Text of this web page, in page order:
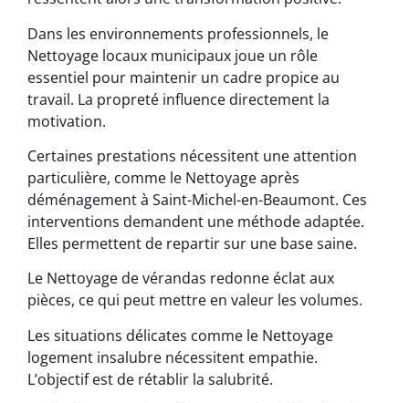
Dans les environnements professionnels, le
Nettoyage locaux municipaux joue un rôle
essentiel pour maintenir un cadre propice au
travail. La propreté influence directement la
motivation.
Certaines prestations nécessitent une attention
particulière, comme le Nettoyage après
déménagement à Saint-Michel-en-Beaumont. Ces
interventions demandent une méthode adaptée.
Elles permettent de repartir sur une base saine.
Le Nettoyage de vérandas redonne éclat aux
pièces, ce qui peut mettre en valeur les volumes.
Les situations délicates comme le Nettoyage
logement insalubre nécessitent empathie.
L’objectif est de rétablir la salubrité.